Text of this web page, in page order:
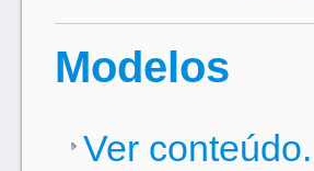
Modelos
Ver